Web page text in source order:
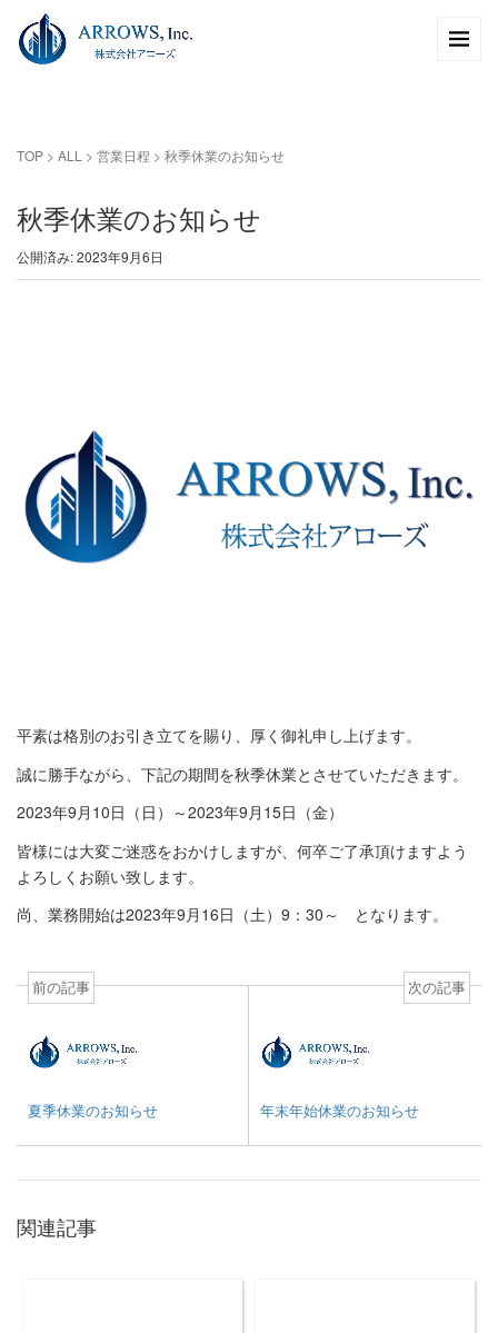
TOP > ALL > 営業日程 > 秋季休業のお知らせ
秋季休業のお知らせ
公開済み: 2023年9月6日
平素は格別のお引き立てを賜り、厚く御礼申し上げます。
誠に勝手ながら、下記の期間を秋季休業とさせていただきます。
2023年9月10日（日）～2023年9月15日（金）
皆様には大変ご迷惑をおかけしますが、何卒ご了承頂けますよう
よろしくお願い致します。
尚、業務開始は2023年9月16日（土）9：30～ となります。
前の記事
夏季休業のお知らせ
次の記事
年末年始休業のお知らせ
関連記事